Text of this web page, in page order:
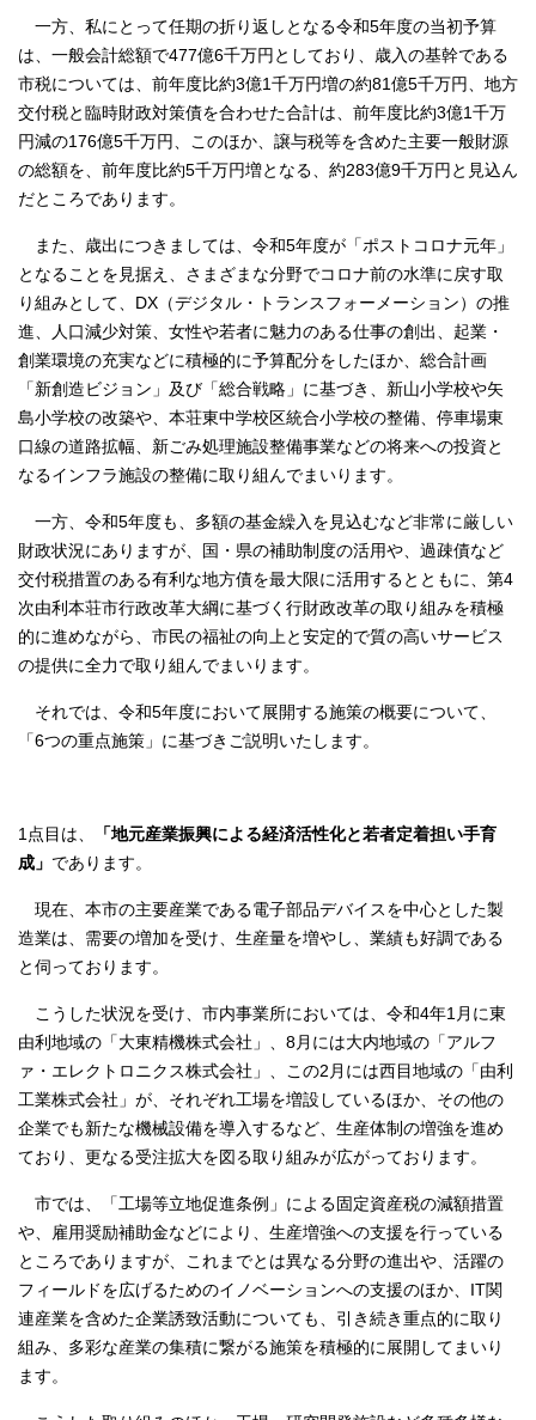
一方、私にとって任期の折り返しとなる令和5年度の当初予算
は、一般会計総額で477億6千万円としており、歳入の基幹である
市税については、前年度比約3億1千万円増の約81億5千万円、地方
交付税と臨時財政対策債を合わせた合計は、前年度比約3億1千万
円減の176億5千万円、このほか、譲与税等を含めた主要一般財源
の総額を、前年度比約5千万円増となる、約283億9千万円と見込ん
だところであります。
また、歳出につきましては、令和5年度が「ポストコロナ元年」
となることを見据え、さまざまな分野でコロナ前の水準に戻す取
り組みとして、DX（デジタル・トランスフォーメーション）の推
進、人口減少対策、女性や若者に魅力のある仕事の創出、起業・
創業環境の充実などに積極的に予算配分をしたほか、総合計画
「新創造ビジョン」及び「総合戦略」に基づき、新山小学校や矢
島小学校の改築や、本荘東中学校区統合小学校の整備、停車場東
口線の道路拡幅、新ごみ処理施設整備事業などの将来への投資と
なるインフラ施設の整備に取り組んでまいります。
一方、令和5年度も、多額の基金繰入を見込むなど非常に厳しい
財政状況にありますが、国・県の補助制度の活用や、過疎債など
交付税措置のある有利な地方債を最大限に活用するとともに、第4
次由利本荘市行政改革大綱に基づく行財政改革の取り組みを積極
的に進めながら、市民の福祉の向上と安定的で質の高いサービス
の提供に全力で取り組んでまいります。
それでは、令和5年度において展開する施策の概要について、
「6つの重点施策」に基づきご説明いたします。
1点目は、
「地元産業振興による経済活性化と若者定着担い手育
成」 であります。
現在、本市の主要産業である電子部品デバイスを中心とした製
造業は、需要の増加を受け、生産量を増やし、業績も好調である
と伺っております。
こうした状況を受け、市内事業所においては、令和4年1月に東
由利地域の「大東精機株式会社」、8月には大内地域の「アルフ
ァ・エレクトロニクス株式会社」、この2月には西目地域の「由利
工業株式会社」が、それぞれ工場を増設しているほか、その他の
企業でも新たな機械設備を導入するなど、生産体制の増強を進め
ており、更なる受注拡大を図る取り組みが広がっております。
市では、「工場等立地促進条例」による固定資産税の減額措置
や、雇用奨励補助金などにより、生産増強への支援を行っている
ところでありますが、これまでとは異なる分野の進出や、活躍の
フィールドを広げるためのイノベーションへの支援のほか、IT関
連産業を含めた企業誘致活動についても、引き続き重点的に取り
組み、多彩な産業の集積に繋がる施策を積極的に展開してまいり
ます。